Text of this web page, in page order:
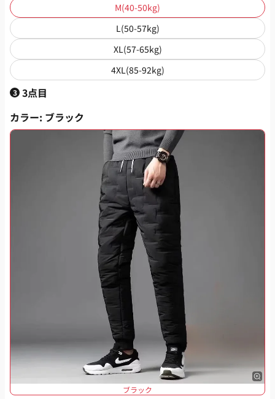
M(40-50kg)
L(50-57kg)
XL(57-65kg)
4XL(85-92kg)
3 3点目
カラー: ブラック
ブラック